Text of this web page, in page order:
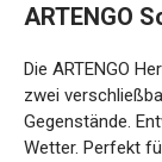
ARTENGO
Die ARTENGO
zwei
Gegenstände.
Wetter. Perfekt